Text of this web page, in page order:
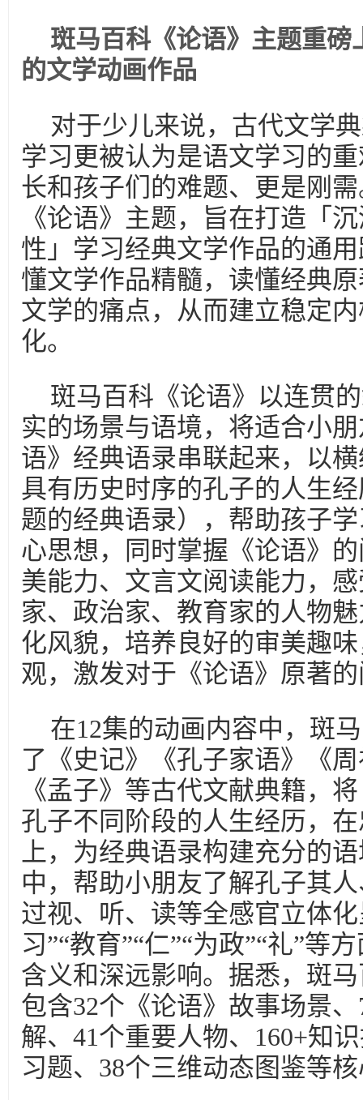
斑马百科《论语》主题重
的文学动画作品
对于少儿来说，古代文学
学习更被认为是语文学习的
长和孩子们的难题、更是刚
《论语》主题，旨在打造「
性」学习经典文学作品的通
懂文学作品精髓，读懂经典
文学的痛点，从而建立稳定
化。
斑马百科《论语》以连贯
实的场景与语境，将适合小
语》经典语录串联起来，以
具有历史时序的孔子的人生
题的经典语录），帮助孩子
心思想，同时掌握《论语》
美能力、文言文阅读能力，
家、政治家、教育家的人物
化风貌，培养良好的审美趣
观，激发对于《论语》原著
在12集的动画内容中，斑
了《史记》《孔子家语》《
《孟子》等古代文献典籍，
孔子不同阶段的人生经历，
上，为经典语录构建充分的
中，帮助小朋友了解孔子其
过视、听、读等全感官立体
习”“教育”“仁”“为政”“礼”等
含义和深远影响。据悉，斑
包含32个《论语》故事场景
解、41个重要人物、160+知
习题、38个三维动态图鉴等